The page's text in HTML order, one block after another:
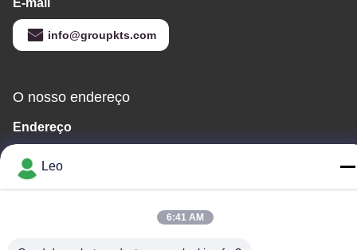
E-mail
info@groupkts.com
O nosso endereço
Endereço
No. 1700, seção norte da avenida de Tianfu, alta - zona da
tecnologia, Chengdu, Sichuan, China
Leo
6:41 AM